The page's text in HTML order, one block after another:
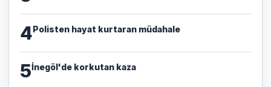
4Polisten hayat kurtaran müdahale
5İnegöl'de korkutan kaza